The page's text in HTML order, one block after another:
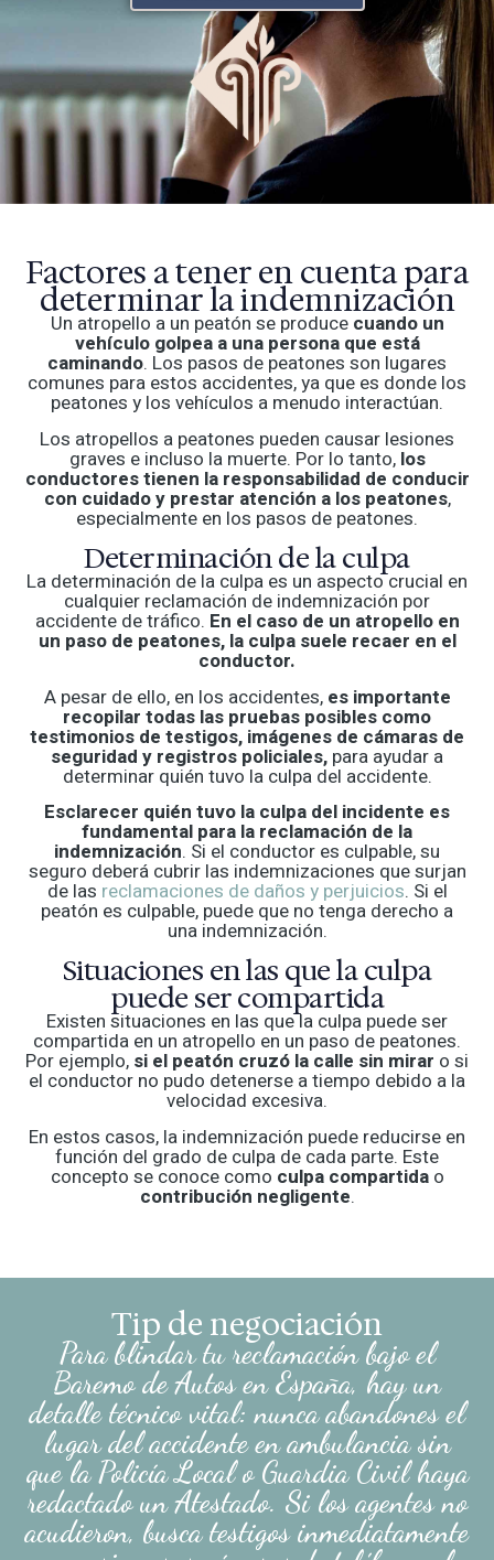
Factores a tener en cuenta para
determinar la indemnización
Un atropello a un peatón se produce cuando un
vehículo golpea a una persona que está
caminando. Los pasos de peatones son lugares
comunes para estos accidentes, ya que es donde los
peatones y los vehículos a menudo interactúan.
Los atropellos a peatones pueden causar lesiones
graves e incluso la muerte. Por lo tanto, los
conductores tienen la responsabilidad de conducir
con cuidado y prestar atención a los peatones,
especialmente en los pasos de peatones.
Determinación de la culpa
La determinación de la culpa es un aspecto crucial en
cualquier reclamación de indemnización por
accidente de tráfico. En el caso de un atropello en
un paso de peatones, la culpa suele recaer en el
conductor.
A pesar de ello, en los accidentes, es importante
recopilar todas las pruebas posibles como
testimonios de testigos, imágenes de cámaras de
seguridad y registros policiales, para ayudar a
determinar quién tuvo la culpa del accidente.
Esclarecer quién tuvo la culpa del incidente es
fundamental para la reclamación de la
indemnización. Si el conductor es culpable, su
seguro deberá cubrir las indemnizaciones que surjan
de las reclamaciones de daños y perjuicios. Si el
peatón es culpable, puede que no tenga derecho a
una indemnización.
Situaciones en las que la culpa
puede ser compartida
Existen situaciones en las que la culpa puede ser
compartida en un atropello en un paso de peatones.
Por ejemplo, si el peatón cruzó la calle sin mirar o si
el conductor no pudo detenerse a tiempo debido a la
velocidad excesiva.
En estos casos, la indemnización puede reducirse en
función del grado de culpa de cada parte. Este
concepto se conoce como culpa compartidao
contribución negligente.
Tip de negociación
Para blindar tu reclamación bajo el
Baremo de Autos en España, hay un
detalle técnico vital: nunca abandones el
lugar del accidente en ambulancia sin
que la Policía Local o Guardia Civil haya
redactado un Atestado. Si los agentes no
acudieron, busca testigos inmediatamente